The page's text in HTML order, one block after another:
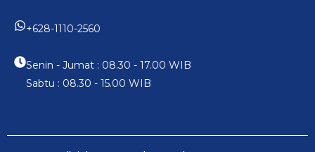
+628-1110-2560
Senin - Jumat : 08.30 - 17.00 WIB
Sabtu : 08.30 - 15.00 WIB